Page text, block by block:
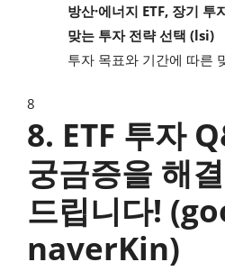
방산·에너지 ETF, 장기
맞는 투자 전략 선택 (lsi)
투자 목표와 기간에 따른
8
8. ETF 투자
궁금증을 해
드립니다!
naverKin)